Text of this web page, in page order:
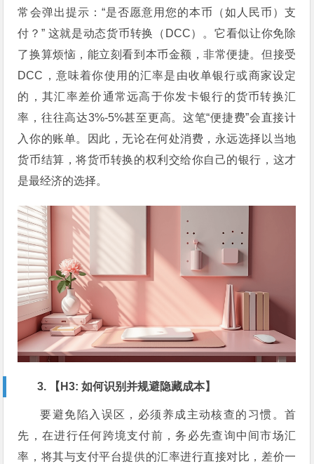
常会弹出提示：“是否愿意用您的本币（如人民币）支
付？” 这就是动态货币转换（DCC）。它看似让你免除
了换算烦恼，能立刻看到本币金额，非常便捷。但接受
DCC，意味着你使用的汇率是由收单银行或商家设定
的，其汇率差价通常远高于你发卡银行的货币转换汇
率，往往高达3%-5%甚至更高。这笔“便捷费”会直接计
入你的账单。因此，无论在何处消费，永远选择以当地
货币结算，将货币转换的权利交给你自己的银行，这才
是最经济的选择。
3. 【H3: 如何识别并规避隐藏成本】
要避免陷入误区，必须养成主动核查的习惯。首
先，在进行任何跨境支付前，务必先查询中间市场汇
率，将其与支付平台提供的汇率进行直接对比，差价一